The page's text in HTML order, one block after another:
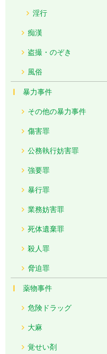
淫行
痴漢
盗撮・のぞき
風俗
暴力事件
その他の暴力事件
傷害罪
公務執行妨害罪
強要罪
暴行罪
業務妨害罪
死体遺棄罪
殺人罪
脅迫罪
薬物事件
危険ドラッグ
大麻
覚せい剤